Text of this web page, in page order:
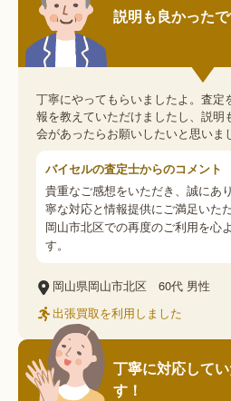
説明も良かったで
丁寧にやってもらいましたよ。査定
報を教えていただけましたし、説明
会があったらお願いしたいと思いま
バイセルの査定士からのコメント
貴重なご感想をいただき、誠にあ
寧な対応と情報提供にご満足いた
岡山市北区での再度のご利用を心
す。
岡山県岡山市北区 60代 男性
出張買取を利用しました
丁寧に対応して
す！